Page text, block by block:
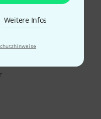
Weitere Infos